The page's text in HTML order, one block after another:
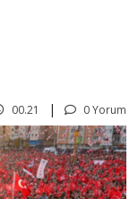
0 Yorum
00.21